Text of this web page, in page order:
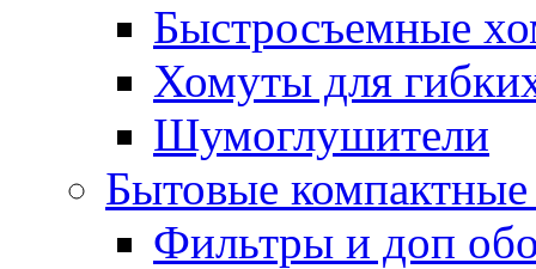
Быстросъемные
Хомуты для
Шумоглушители
Бытовые
Фильтры и доп